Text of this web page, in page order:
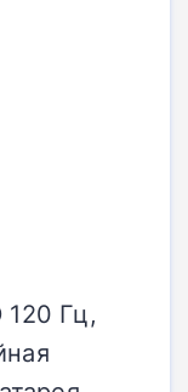
120 Гц,